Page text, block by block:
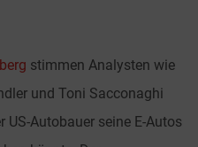
stimmen Analysten wie
und Toni Sacconaghi
US-Autobauer seine E-Autos